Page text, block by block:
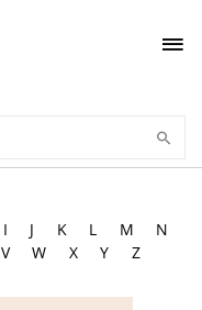
I J K L M
N
V W X Y Z